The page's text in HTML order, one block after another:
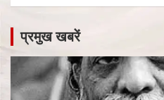
प्रमुख खबरें